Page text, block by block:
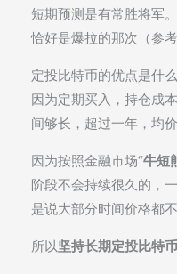
短期预测是有常胜将军
恰好是爆拉的那次（参
定投比特币的优点是什么
因为定期买入，持仓成
间够长，超过一年，均
因为按照金融市场“牛短
阶段不会持续很久的，
是说大部分时间价格都不
所以坚持长期定投比特